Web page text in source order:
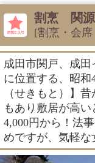
割烹 関源
[割烹・会
成田市関戸、成
に位置する、昭
（せきもと）】
もあり敷居が高
4,000円から！法
めですが、気軽な